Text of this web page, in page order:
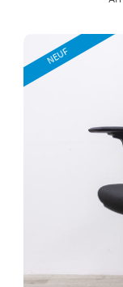
NEUF